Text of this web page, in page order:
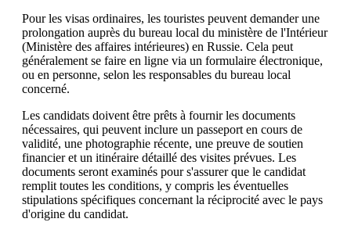
Pour les visas ordinaires, les touristes peuvent demander une
prolongation auprès du bureau local du ministère de l'Intérieur
(Ministère des affaires intérieures) en Russie. Cela peut
généralement se faire en ligne via un formulaire électronique,
ou en personne, selon les responsables du bureau local
concerné.
Les candidats doivent être prêts à fournir les documents
nécessaires, qui peuvent inclure un passeport en cours de
validité, une photographie récente, une preuve de soutien
financier et un itinéraire détaillé des visites prévues. Les
documents seront examinés pour s'assurer que le candidat
remplit toutes les conditions, y compris les éventuelles
stipulations spécifiques concernant la réciprocité avec le pays
d'origine du candidat.